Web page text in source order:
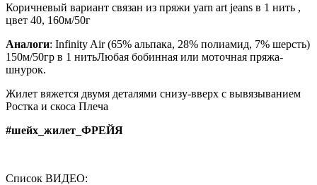
Коричневый вариант связан из пряжи yarn art jeans в 1 нить ,
цвет 40, 160м/50г
Аналоги: Infinity Air(65% альпака, 28% полиамид, 7% шерсть)
150м/50гр в 1 нитьЛюбая бобинная или моточная пряжа-
шнурок.
Жилет вяжется двумя деталями снизу-вверх с вывязыванием
Ростка и скоса Плеча
#шейх_жилет_ФРЕЙЯ
Список ВИДЕО: